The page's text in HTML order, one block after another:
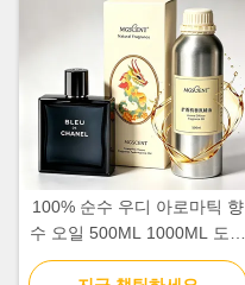
100% 순수 우디 아로마틱 향
수 오일 500ML 1000ML 도매
호텔 컬렉션